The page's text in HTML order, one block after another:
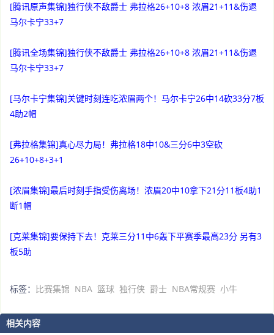
[腾讯原声集锦]独行侠不敌爵士 弗拉格26+10+8 浓眉21+11&伤退
马尔卡宁33+7
[腾讯全场集锦]独行侠不敌爵士 弗拉格26+10+8 浓眉21+11&伤退
马尔卡宁33+7
[马尔卡宁集锦]关键时刻连吃浓眉两个！马尔卡宁26中14砍33分7板
4助2帽
[弗拉格集锦]真心尽力局！弗拉格18中10&三分6中3空砍
26+10+8+3+1
[浓眉集锦]最后时刻手指受伤离场！浓眉20中10拿下21分11板4助1
断1帽
[克莱集锦]要保持下去！克莱三分11中6轰下平赛季最高23分 另有3
板5助
标签： 比赛集锦 NBA 篮球 独行侠 爵士 NBA常规赛 小牛
相关内容